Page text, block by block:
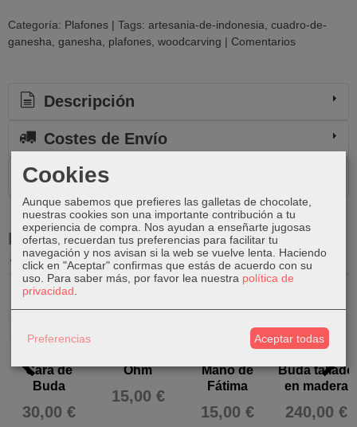
Categoría: Plafones | Tags: artesania-de-indonesia cuadro-de-
ganesha ganesha plafones woodcarving | Comentarios
Descripción
Costes de Envío
Comentarios
Productos Relacionados
Cara de
Buda
30,00 €
Ohm
15,00 €
Mano de
Fátima
15,00 €
Agotado
Buda tallado
en madera
240,00 €
Cookies
Aunque sabemos que prefieres las galletas de chocolate,
nuestras cookies son una importante contribución a tu
experiencia de compra. Nos ayudan a enseñarte jugosas
ofertas, recuerdan tus preferencias para facilitar tu
navegación y nos avisan si la web se vuelve lenta. Haciendo
click en "Aceptar" confirmas que estás de acuerdo con su
uso. Para saber más, por favor lea nuestra política de
privacidad
Preferencias Aceptar todas